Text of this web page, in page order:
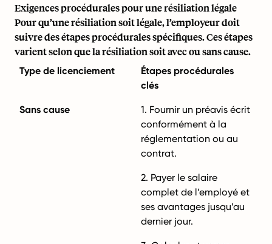
Exigences procédurales pour une résiliation légale
Pour qu’une résiliation soit légale, l’employeur doit
suivre des étapes procédurales spécifiques. Ces étapes
varient selon que la résiliation soit avec ou sans cause.
Type de licenciement
Étapes procédurales
clés
Sans cause
1. Fournir un préavis écrit
conformément à la
réglementation ou au
contrat.
2. Payer le salaire
complet de l’employé et
ses avantages jusqu’au
dernier jour.